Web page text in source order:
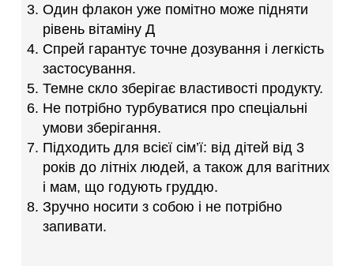
Один флакон уже помітно може підняти
рівень вітаміну Д
Спрей гарантує точне дозування і легкість
застосування.
Темне скло зберігає властивості продукту.
Не потрібно турбуватися про спеціальні
умови зберігання.
Підходить для всієї сім’ї: від дітей від 3
років до літніх людей, а також для вагітних
і мам, що годують груддю.
Зручно носити з собою і не потрібно
запивати.